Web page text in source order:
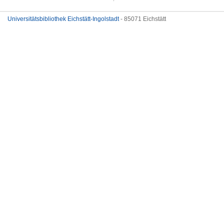
Universitätsbibliothek Eichstätt-Ingolstadt- 85071 Eichstätt